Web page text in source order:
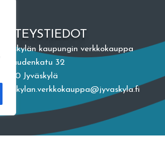
kaupungin verkkokauppa
32
Jyväskylä